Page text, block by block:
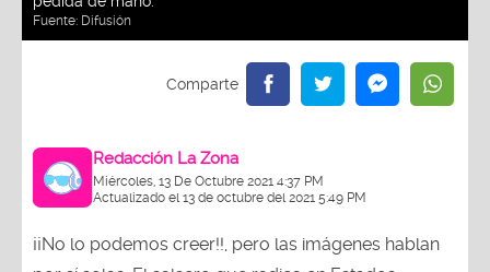
Fuente: Difusión
Redacción La Zona
Miércoles, 13 De Octubre 2021 4:37 PM
Actualizado el 13 de octubre del 2021 5:49 PM
¡¡No lo podemos creer!!, pero las imágenes hablan